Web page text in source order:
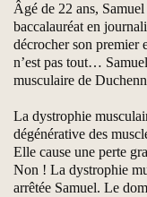
Âgé de 22 ans,
baccalauréat en
décrocher son
n’est pas tout…
musculaire de
La dystrophie
dégénérative des
Elle cause une perte
Non ! La dystrophie
arrêtée Samuel. Le